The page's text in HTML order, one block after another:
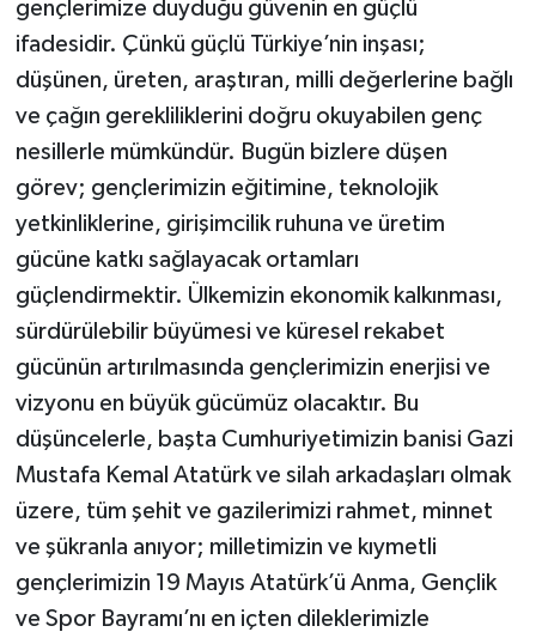
gençlerimize duyduğu güvenin en güçlü
ifadesidir. Çünkü güçlü Türkiye’nin inşası;
düşünen, üreten, araştıran, milli değerlerine bağlı
ve çağın gerekliliklerini doğru okuyabilen genç
nesillerle mümkündür. Bugün bizlere düşen
görev; gençlerimizin eğitimine, teknolojik
yetkinliklerine, girişimcilik ruhuna ve üretim
gücüne katkı sağlayacak ortamları
güçlendirmektir. Ülkemizin ekonomik kalkınması,
sürdürülebilir büyümesi ve küresel rekabet
gücünün artırılmasında gençlerimizin enerjisi ve
vizyonu en büyük gücümüz olacaktır. Bu
düşüncelerle, başta Cumhuriyetimizin banisi Gazi
Mustafa Kemal Atatürk ve silah arkadaşları olmak
üzere, tüm şehit ve gazilerimizi rahmet, minnet
ve şükranla anıyor; milletimizin ve kıymetli
gençlerimizin 19 Mayıs Atatürk’ü Anma, Gençlik
ve Spor Bayramı’nı en içten dileklerimizle